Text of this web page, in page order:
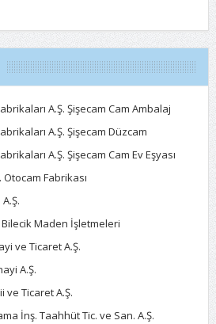
A.Ş. Şişecam Cam Ambalaj
A.Ş. Şişecam Düzcam
A.Ş. Şişecam Cam Ev Eşyası
Fabrikası
Maden İşletmeleri
ve Ticaret A.Ş.
A.Ş.
ve Ticaret A.Ş.
İnş. Taahhüt Tic. ve San. A.Ş.